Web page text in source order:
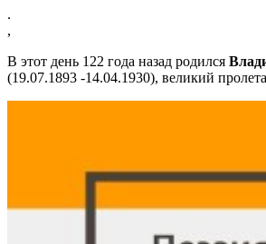
.
,
В этот день 122 года назад родился
(19.07.1893 -14.04.1930), великий